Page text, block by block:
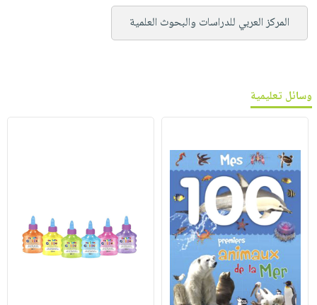
المركز العربي للدراسات والبحوث العلمية
وسائل تعليمية